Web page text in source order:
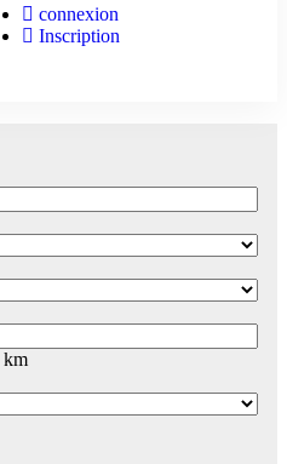
connexion
Inscription
km